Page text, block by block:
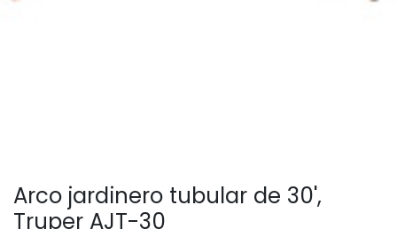
Arco jardinero tubular de 30',
Truper AJT-30